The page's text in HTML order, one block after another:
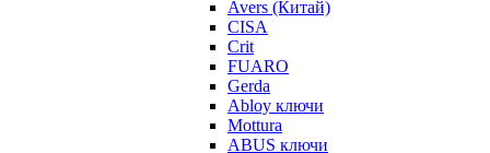
Avers (Китай)
CISA
Crit
FUARO
Gerda
Abloy ключи
Mottura
ABUS ключи